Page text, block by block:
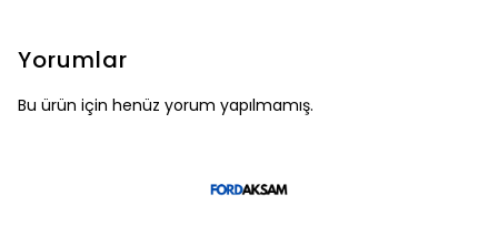
Yorumlar
Bu ürün için henüz yorum yapılmamış.